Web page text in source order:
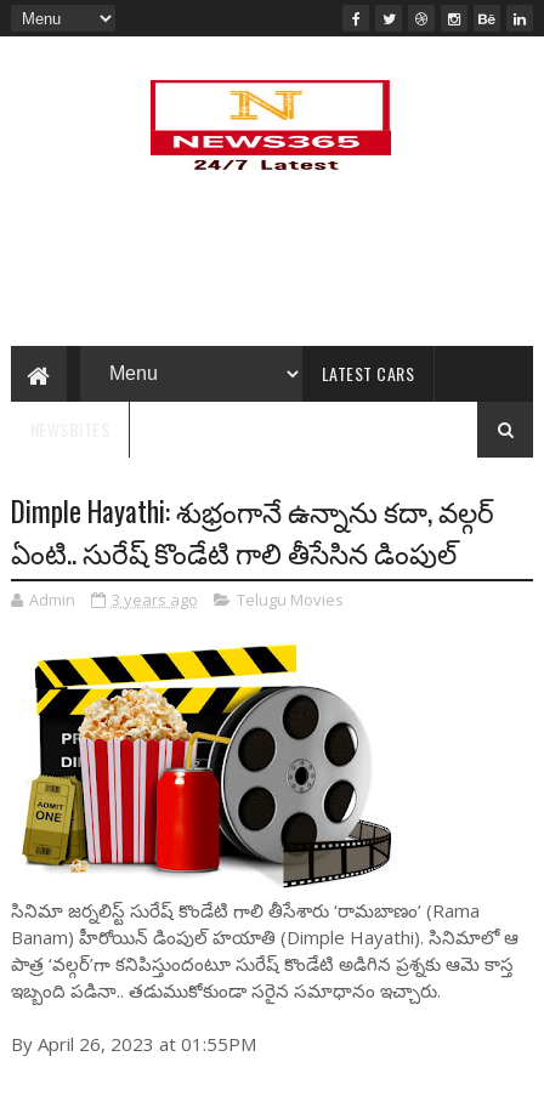
LATEST CARS
Dimple Hayathi: శుభ్రంగానే ఉన్నాను కదా, వల్గర్‌
ఏంటి.. సురేష్ కొండేటి గాలి తీసేసిన డింపుల్
Admin 3 years ago Telugu Movies
సినిమా జర్నలిస్ట్ సురేష్ కొండేటి గాలి తీసేశారు ‘రామబాణం’ (Rama
Banam) హీరోయిన్ డింపుల్ హయాతి (Dimple Hayathi). సినిమాలో ఆ
పాత్ర ‘వల్గర్’గా కనిపిస్తుందంటూ సురేష్ కొండేటి అడిగిన ప్రశ్నకు ఆమె కాస్త
ఇబ్బంది పడినా.. తడుముకోకుండా సరైన సమాధానం ఇచ్చారు.
By April 26, 2023 at 01:55PM